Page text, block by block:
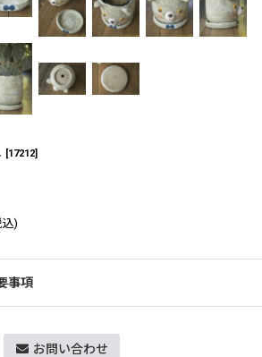
[17212]
)
事項
お問い合わせ